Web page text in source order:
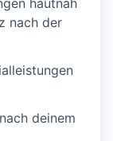
hautnah
nach der
deinem